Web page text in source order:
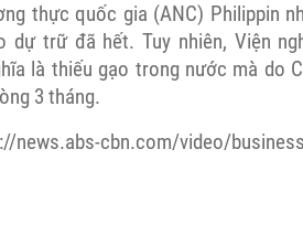
thực quốc gia (ANC) Philippin
dự trữ đã hết. Tuy nhiên, Viện
là thiếu gạo trong nước mà do
3 tháng.
news.abs-cbn.com/video/